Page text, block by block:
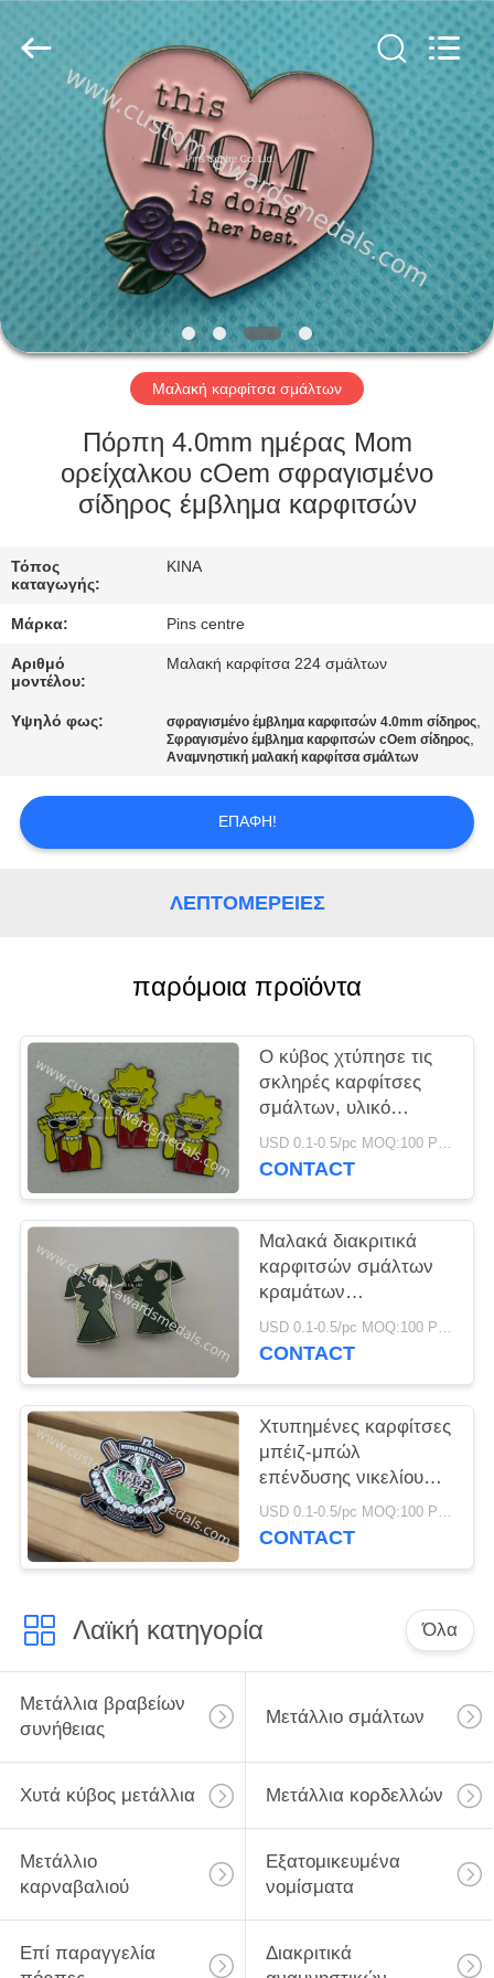
ΣΠΊΤΙ
ΠΡΟΪΌΝΤΑ
ΠΕΡΊΠΟΥ
ΕΜΕΊΣ
ΓΎΡΟΣ
ΕΡΓΟΣΤΑΣΊΩΝ
ΠΟΙΟΤΙΚΌΣ
ΈΛΕΓΧΟΣ
ΜΑΣ
ΕΛΆΤΕ
ΕΠΑΦΉ
ΜΕ
ΕΙΔΉΣΕΙΣ
ΠΕΡΙΠΤΏΣΕΙΣ
PRIVACY
POLICY
Rights
Reserved.
Developed
Μαλακή καρφίτσα σμάλτων
Πόρπη 4.0mm ημέρας Mom
ορείχαλκου cOem σφραγισμένο
σίδηρος έμβλημα καρφιτσών
Τόπος
καταγωγής:
ΚΙΝΑ
Μάρκα: Pins centre
Αριθμό
μοντέλου:
Μαλακή καρφίτσα 224 σμάλτων
Υψηλό φως: σφραγισμένο έμβλημα καρφιτσών 4.0mm σίδηρος,
Σφραγισμένο έμβλημα καρφιτσών cOem σίδηρος,
Αναμνηστική μαλακή καρφίτσα σμάλτων
ΕΠΑΦΉ!
ΛΕΠΤΟΜΈΡΕΙΕΣ
παρόμοια προϊόντα
Ο κύβος χτύπησε τις
σκληρές καρφίτσες
σμάλτων, υλικό
διακριτικό νοσοκόμων
χρυσής επένδυσης
USD 0.1-0.5/pc MOQ:100 PC ανά σχέδιο
CONTACT
Μαλακά διακριτικά
καρφιτσών σμάλτων
κραμάτων
ψευδάργυρου, κύβος
καρφιτσών Carneval
USD 0.1-0.5/pc MOQ:100 PC ανά σχέδιο
CONTACT
Χτυπημένες καρφίτσες
μπέιζ-μπώλ
επένδυσης νικελίου
κύβος για τα δώρα
γενεθλίων
USD 0.1-0.5/pc MOQ:100 PC ανά σχέδιο
CONTACT
Λαϊκή κατηγορία Όλα
Μετάλλια βραβείων
συνήθειας
Μετάλλιο σμάλτων
Χυτά κύβος μετάλλια Μετάλλια κορδελλών
Μετάλλιο
καρναβαλιού
Εξατομικευμένα
νομίσματα
Επί παραγγελία
Διακριτικά